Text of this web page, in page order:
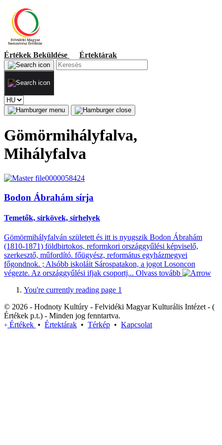
Értékek Beküldése Értektárak
Gömörmihályfalva,
Mihályfalva
Bodon Ábrahám sírja
Temetők, sírkövek, sírhelyek
Gömörmihályfalván született és itt is nyugszik Bodon Ábrahám
(1810-1871) földbirtokos, reformkori országgyűlési képviselő,
szerkesztő, műfordító. főügyész, református egyházmegyei
főgondnok. ; Alsóbb iskoláit Sárospatakon, a jogot Losoncon
végezte. Az országgyűlési ifjak csoportj... Olvass tovább
You're currently reading page 1
© 2026 - Hodnoty Kultúry - Felvidéki Magyar Kulturális Intézet - (
Értékek p.t.) - Minden jog fenntartva.
+ Értékek • Értektárak • Térkép • Kapcsolat